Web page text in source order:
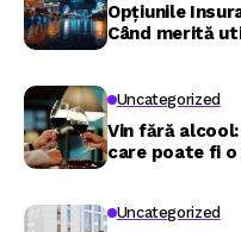
Opțiunile
Când merită
Uncategorized
Vin fără
care poate fi
Uncategorized